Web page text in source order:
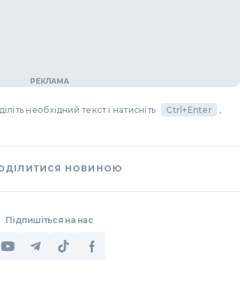
необхідний текст і натисніть Ctrl+Enter
,
НОВИНОЮ
Підпишіться на нас